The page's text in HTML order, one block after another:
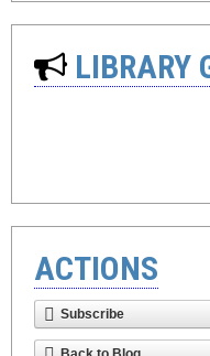
LIBRARY
ACTIONS
Subscribe